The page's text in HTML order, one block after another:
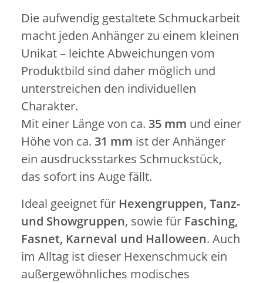
Die aufwendig gestaltete Schmuckarbeit
macht jeden Anhänger zu einem kleinen
Unikat – leichte Abweichungen vom
Produktbild sind daher möglich und
unterstreichen den individuellen
Charakter.
Mit einer Länge von ca. 35 mm und einer
Höhe von ca. 31 mm ist der Anhänger
ein ausdrucksstarkes Schmuckstück,
das sofort ins Auge fällt.
Ideal geeignet für Hexengruppen, Tanz-
und Showgruppen, sowie für Fasching,
Fasnet, Karneval und Halloween. Auch
im Alltag ist dieser Hexenschmuck ein
außergewöhnliches modisches